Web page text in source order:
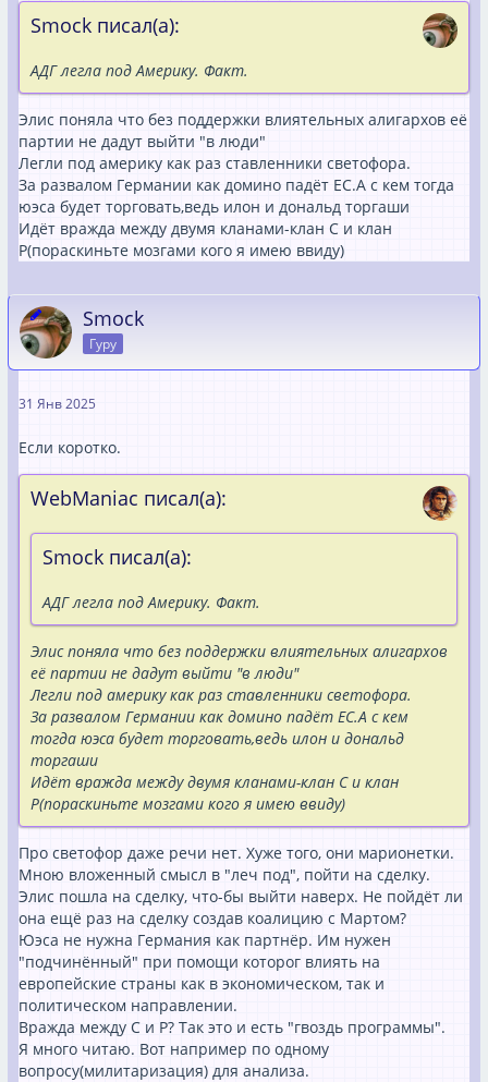
Smock писал(а):
АДГ легла под Америку. Факт.
Элис поняла что без поддержки влиятельных алигархов её
партии не дадут выйти "в люди"
Легли под америку как раз ставленники светофора.
За развалом Германии как домино падёт ЕС.А с кем тогда
юэса будет торговать,ведь илон и дональд торгаши
Идёт вражда между двумя кланами-клан С и клан
Р(пораскиньте мозгами кого я имею ввиду)
Smock
Гуру
31 Янв 2025
Если коротко.
WebManiac писал(а):
Smock писал(а):
АДГ легла под Америку. Факт.
Элис поняла что без поддержки влиятельных алигархов
её партии не дадут выйти "в люди"
Легли под америку как раз ставленники светофора.
За развалом Германии как домино падёт ЕС.А с кем
тогда юэса будет торговать,ведь илон и дональд
торгаши
Идёт вражда между двумя кланами-клан С и клан
Р(пораскиньте мозгами кого я имею ввиду)
Про светофор даже речи нет. Хуже того, они марионетки.
Мною вложенный смысл в "леч под", пойти на сделку.
Элис пошла на сделку, что-бы выйти наверх. Не пойдёт ли
она ещё раз на сделку создав коалицию с Мартом?
Юэса не нужна Германия как партнёр. Им нужен
"подчинённый" при помощи которог влиять на
европейские страны как в экономическом, так и
политическом направлении.
Вражда между С и Р? Так это и есть "гвоздь программы".
Я много читаю. Вот например по одному
вопросу(милитаризация) для анализа.